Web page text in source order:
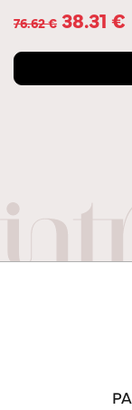
76.62€ 38.31 €